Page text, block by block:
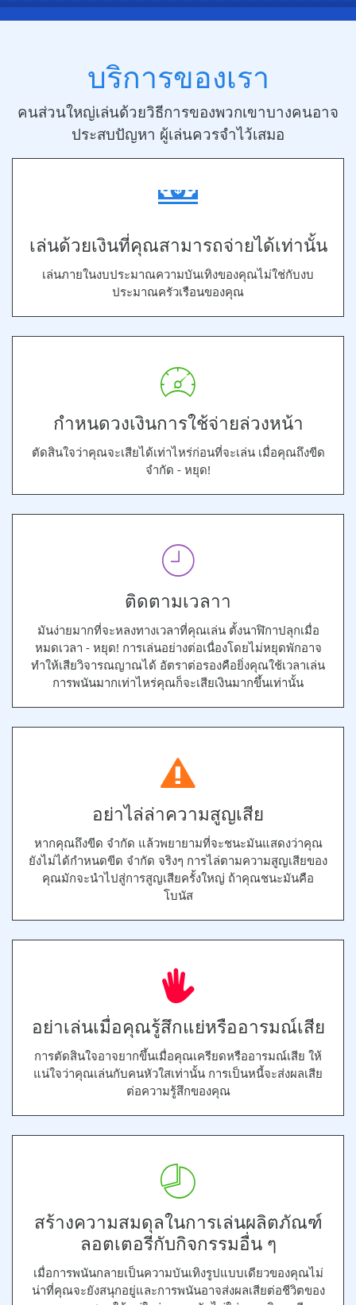
บริการของเรา
คนส่วนใหญ่เล่นด้วยวิธีการของพวกเขาบางคนอาจ
ประสบปัญหา ผู้เล่นควรจำไว้เสมอ
เล่นด้วยเงินที่คุณสามารถจ่ายได้เท่านั้น
เล่นภายในงบประมาณความบันเทิงของคุณไม่ใช่กับงบ
ประมาณครัวเรือนของคุณ
กำหนดวงเงินการใช้จ่ายล่วงหน้า
ตัดสินใจว่าคุณจะเสียได้เท่าไหร่ก่อนที่จะเล่น เมื่อคุณถึงขีด
จำกัด - หยุด!
ติดตามเวลาา
มันง่ายมากที่จะหลงทางเวลาที่คุณเล่น ตั้งนาฬิกาปลุกเมื่อ
หมดเวลา - หยุด! การเล่นอย่างต่อเนื่องโดยไม่หยุดพักอาจ
ทำให้เสียวิจารณญาณได้ อัตราต่อรองคือยิ่งคุณใช้เวลาเล่น
การพนันมากเท่าไหร่คุณก็จะเสียเงินมากขึ้นเท่านั้น
อย่าไล่ล่าความสูญเสีย
หากคุณถึงขีด จำกัด แล้วพยายามที่จะชนะมันแสดงว่าคุณ
ยังไม่ได้กำหนดขีด จำกัด จริงๆ การไล่ตามความสูญเสียของ
คุณมักจะนำไปสู่การสูญเสียครั้งใหญ่ ถ้าคุณชนะมันคือ
โบนัส
อย่าเล่นเมื่อคุณรู้สึกแย่หรืออารมณ์เสีย
การตัดสินใจอาจยากขึ้นเมื่อคุณเครียดหรืออารมณ์เสีย ให้
แน่ใจว่าคุณเล่นกับคนหัวใสเท่านั้น การเป็นหนี้จะส่งผลเสีย
ต่อความรู้สึกของคุณ
สร้างความสมดุลในการเล่นผลิตภัณฑ์
ลอตเตอรีกับกิจกรรมอื่น ๆ
เมื่อการพนันกลายเป็นความบันเทิงรูปแบบเดียวของคุณไม่
น่าที่คุณจะยังสนุกอยู่และการพนันอาจส่งผลเสียต่อชีวิตของ